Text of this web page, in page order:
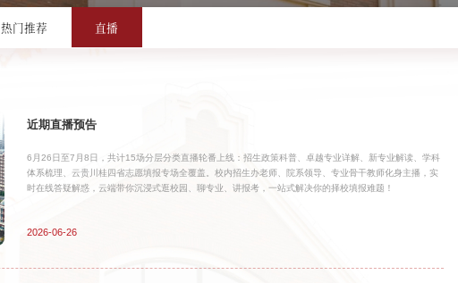
热门推荐 直播
近期直播预告
6月26日至7月8日，共计15场分层分类直播轮番上线：招生政策科普、卓越专业详解、新专业解读、学科
体系梳理、云贵川桂四省志愿填报专场全覆盖。校内招生办老师、院系领导、专业骨干教师化身主播，实
时在线答疑解惑，云端带你沉浸式逛校园、聊专业、讲报考，一站式解决你的择校填报难题！
2026-06-26